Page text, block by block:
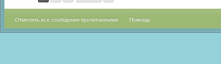
Отметить все сообщения прочитанными Помощь